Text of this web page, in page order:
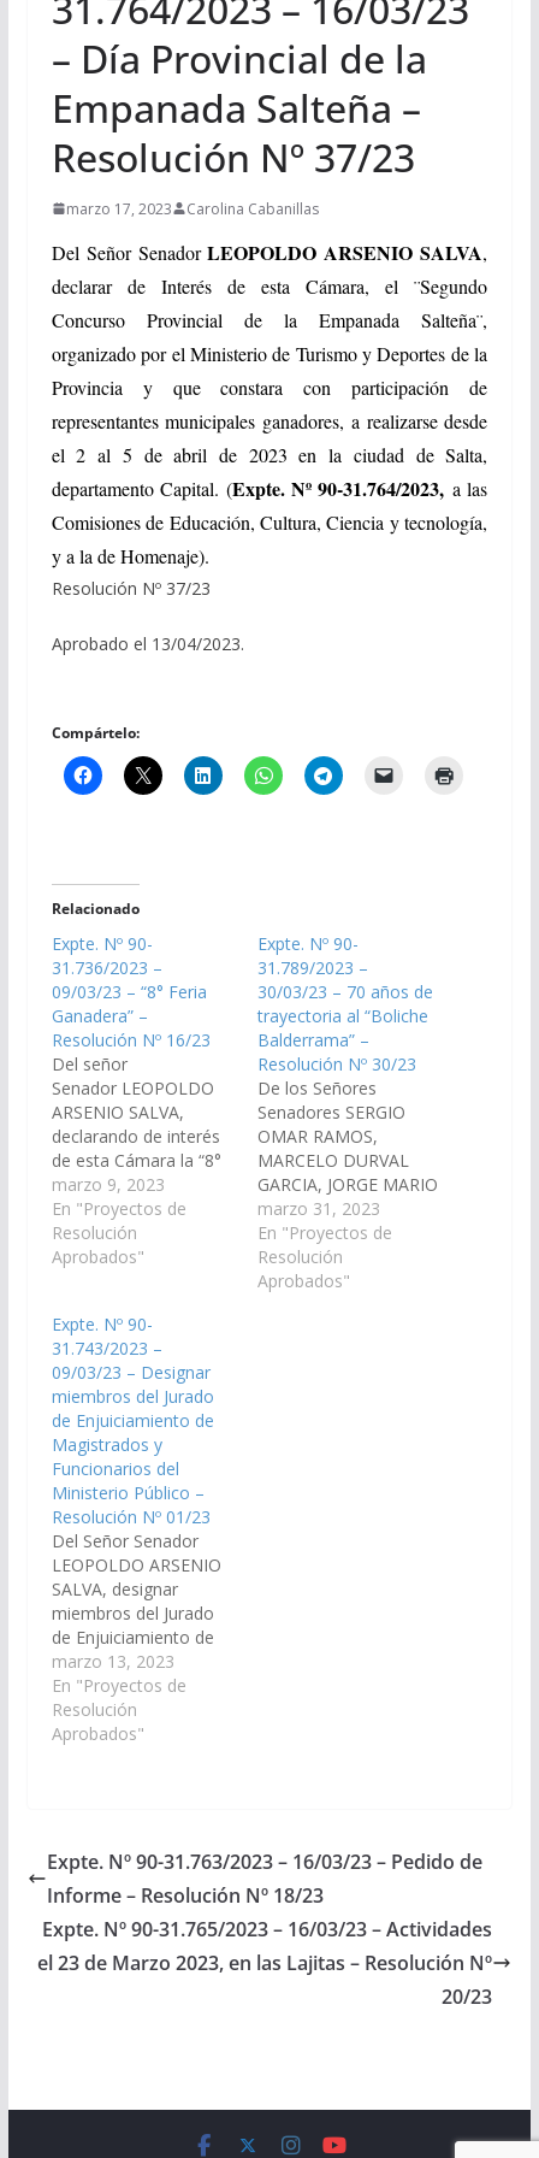
– Día Provincial de la
Empanada Salteña –
Resolución Nº 37/23
marzo 17, 2023 Carolina Cabanillas
Del Señor SenadorLEOPOLDO ARSENIO SALVA,
declarar de Interés de esta Cámara, el ¨Segundo
Concurso Provincial de la Empanada Salteña¨,
organizado por el Ministerio de Turismo y Deportes de la
Provincia y que constara con participación de
representantes municipales ganadores, a realizarse desde
el 2 al 5 de abril de 2023 en la ciudad de Salta,
departamento Capital. (Expte. Nº 90-31.764/2023, a las
Comisiones de Educación, Cultura, Ciencia y tecnología,
y a la de Homenaje).
Resolución Nº 37/23
Aprobado el 13/04/2023.
Compártelo:
Relacionado
Expte. Nº 90-
31.736/2023 –
09/03/23 – “8° Feria
Ganadera” –
Resolución Nº 16/23
Del señor
Senador LEOPOLDO
ARSENIO SALVA,
declarando de interés
de esta Cámara la “8°
Feria Ganadera”, a
realizarse entre los
días 23 a 25 de marzo
en la localidad de
Andes, organizada por
la comunidad Kolla
Andina, en una nueva
Edición de un evento
que convoca a…
marzo 9, 2023
En "Proyectos de
Resolución
Aprobados"
Expte. Nº 90-
31.789/2023 –
30/03/23 – 70 años de
trayectoria al “Boliche
Balderrama” –
Resolución Nº 30/23
De los Señores
Senadores SERGIO
OMAR RAMOS,
MARCELO DURVAL
GARCIA, JORGE MARIO
EMILIANO DURAND,
DANI RAUL NOLASCO,
LEOPOLDO ARSENIO
SALVA, MANUEL
marzo 31, 2023
En "Proyectos de
Resolución
Aprobados"
Expte. Nº 90-
31.743/2023 –
09/03/23 – Designar
miembros del Jurado
de Enjuiciamiento de
Magistrados y
Funcionarios del
Ministerio Público –
Resolución Nº 01/23
Del Señor Senador
LEOPOLDO ARSENIO
SALVA, designar
miembros del Jurado
de Enjuiciamiento de
Magistrados y
Funcionarios del
Ministerio Público, por
el término de dos (2)
y artículo 2º inc. 3) y 4)
de la Ley 7.138, a…
marzo 13, 2023
En "Proyectos de
Resolución
Aprobados"
Expte. Nº 90-31.763/2023 – 16/03/23 – Pedido de
Informe – Resolución Nº 18/23
Expte. Nº 90-31.765/2023 – 16/03/23 – Actividades
el 23 de Marzo 2023, en las Lajitas – Resolución Nº
20/23